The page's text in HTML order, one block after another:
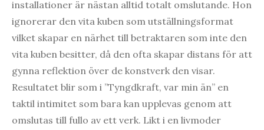
installationer är nästan alltid totalt omslutande. Hon
ignorerar den vita kuben som utställningsformat
vilket skapar en närhet till betraktaren som inte den
vita kuben besitter, då den ofta skapar distans för att
gynna reflektion över de konstverk den visar.
Resultatet blir som i ”Tyngdkraft, var min än” en
taktil intimitet som bara kan upplevas genom att
omslutas till fullo av ett verk. Likt i en livmoder